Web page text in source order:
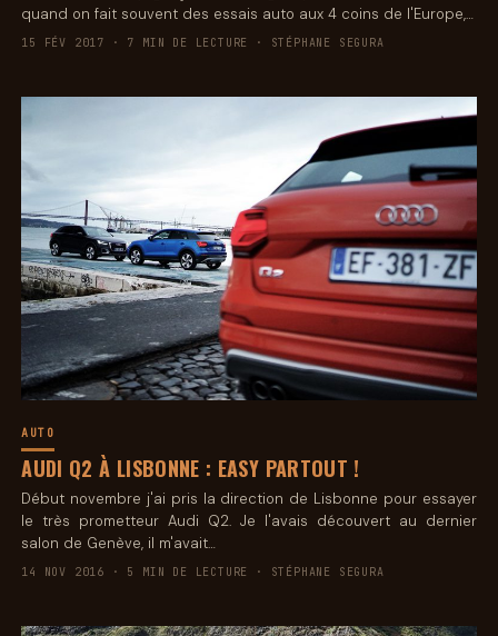
quand on fait souvent des essais auto aux 4 coins de l'Europe,…
15 FÉV 2017 · 7 MIN DE LECTURE · STÉPHANE SEGURA
AUTO
AUDI Q2 À LISBONNE : EASY PARTOUT !
Début novembre j'ai pris la direction de Lisbonne pour essayer
le très prometteur Audi Q2. Je l'avais découvert au dernier
salon de Genève, il m'avait…
14 NOV 2016 · 5 MIN DE LECTURE · STÉPHANE SEGURA